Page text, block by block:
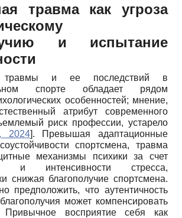
травма как угроза
и испытание
травмы и ее последствий в
спорте обладает рядом
особенностей; мнение,
атрибут современного
риск профессии, устарело
2024]. Превышая адаптационные
спортсмена, травма
механизмы психики за счет
и интенсивности стресса,
снижая благополучие спортсмена.
предположить, что аутентичность
может компенсировать
Привычное восприятие себя как